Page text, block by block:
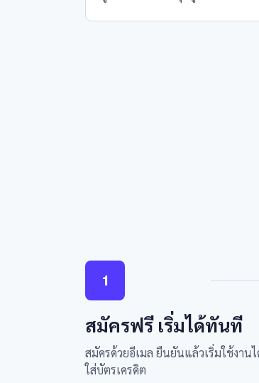
1
สมัครฟรี เริ่มได้ทันที
สมัครด้วยอีเมล ยืนยันแล้วเริ่มใช้งา
ใส่บัตรเครดิต